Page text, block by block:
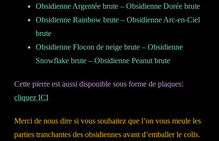
Obsidienne Argentée brute – Obsidienne Dorée brute
Obsidienne Rainbow brute – Obsidienne Arc-en-Ciel
brute
Obsidienne Flocon de neige brute – Obsidienne
Snowflake brute – Obsidienne Peanut brute
Cette pierre est aussi disponible sous forme de plaques:
cliquez ICI
Merci de nous dire si vous souhaitez que l’on vous meule les
parties tranchantes des obsidiennes avant d’emballer le colis.